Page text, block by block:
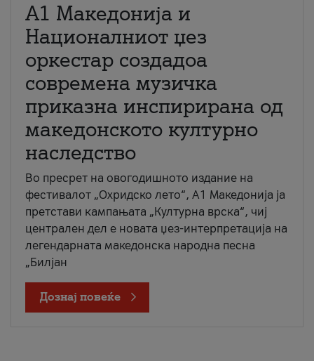
А1 Македонија и
Националниот џез
оркестар создадоа
современа музичка
приказна инспирирана од
македонското културно
наследство
Во пресрет на овогодишното издание на
фестивалот „Охридско лето“, А1 Македонија ја
претстави кампањата „Културна врска“, чиј
централен дел е новата џез-интерпретација на
легендарната македонска народна песна
„Билјан
Дознај повеќе